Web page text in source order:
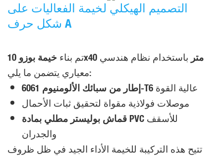
التصميم الهيكلي لخيمة الفعاليات على
شكل حرف A
تم بناء خيمة بوزو 10x40 متر باستخدام نظام هندسي
معياري يتضمن ما يلي:
إطار من سبائك الألومنيوم 6061-T6 عالية القوة
موصلات فولاذية مقواة لتحقيق ثبات الأحمال
قماش بوليستر مطلي بمادة PVCللأسقف
والجدران
تتيح هذه التركيبة للخيمة الأداء الجيد في ظل ظروف